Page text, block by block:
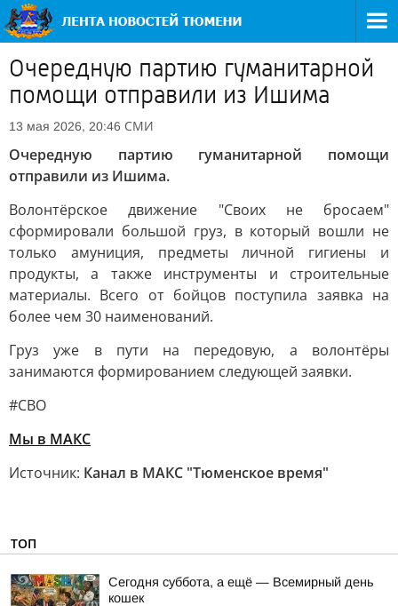
Очередную партию гуманитарной
помощи отправили из Ишима
13 мая 2026, 20:46 СМИ
Очередную партию гуманитарной помощи
отправили из Ишима.
Волонтёрское движение "Своих не бросаем"
сформировали большой груз, в который вошли не
только амуниция, предметы личной гигиены и
продукты, а также инструменты и строительные
материалы. Всего от бойцов поступила заявка на
более чем 30 наименований.
Груз уже в пути на передовую, а волонтёры
занимаются формированием следующей заявки.
#СВО
Мы в MAКС
Источник: Канал в МАКС "Тюменское время"
ТОП
Сегодня суббота, а ещё — Всемирный день
кошек